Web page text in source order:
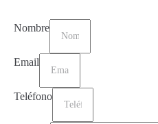
Nombre
Email
Teléfono